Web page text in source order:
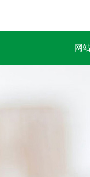
网